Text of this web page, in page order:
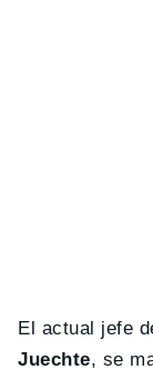
El actual jefe
Juechte, se